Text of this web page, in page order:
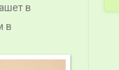
в
в